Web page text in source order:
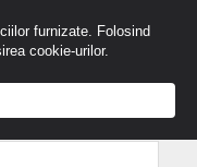
furnizate. Folosind
cookie-urilor.